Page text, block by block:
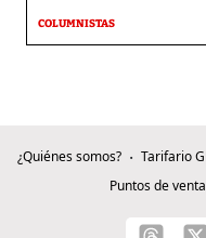
COLUMNISTAS
¿Quiénes somos? Tarifario
Puntos de venta